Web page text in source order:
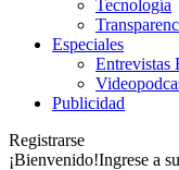
Tecnología
Especiales
Entrevistas
Publicidad
Registrarse
¡Bienvenido!Ingrese a